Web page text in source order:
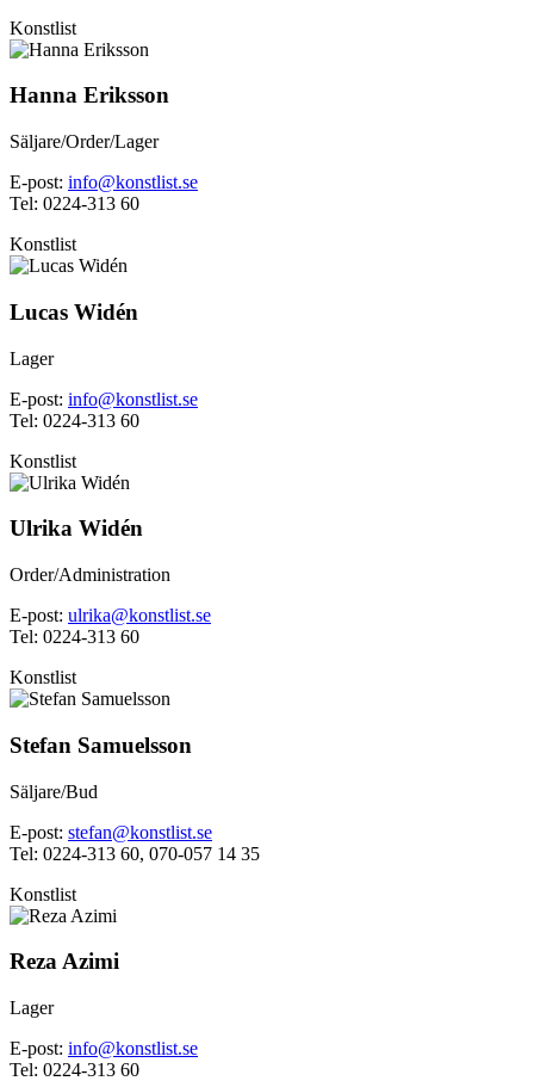
Konstlist
Hanna Eriksson
Säljare/Order/Lager
E-post: info@konstlist.se
Tel: 0224-313 60
Konstlist
Lucas Widén
Lager
E-post: info@konstlist.se
Tel: 0224-313 60
Konstlist
Ulrika Widén
Order/Administration
E-post: ulrika@konstlist.se
Tel: 0224-313 60
Konstlist
Stefan Samuelsson
Säljare/Bud
E-post: stefan@konstlist.se
Tel: 0224-313 60, 070-057 14 35
Konstlist
Reza Azimi
Lager
E-post: info@konstlist.se
Tel: 0224-313 60